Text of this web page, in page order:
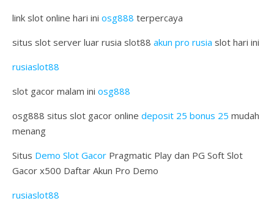
link slot online hari ini osg888 terpercaya
situs slot server luar rusia slot88 akun pro rusia slot hari ini
rusiaslot88
slot gacor malam ini osg888
osg888 situs slot gacor online deposit 25 bonus 25 mudah
menang
Situs Demo Slot Gacor Pragmatic Play dan PG Soft Slot
Gacor x500 Daftar Akun Pro Demo
rusiaslot88